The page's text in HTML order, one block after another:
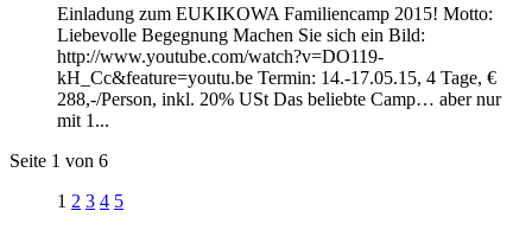
Einladung zum EUKIKOWA Familiencamp 2015! Motto:
Liebevolle Begegnung Machen Sie sich ein Bild:
http://www.youtube.com/watch?v=DO119-
kH_Cc&feature=youtu.be Termin: 14.-17.05.15, 4 Tage, €
288,-/Person, inkl. 20% USt Das beliebte Camp… aber nur
mit 1...
Seite 1 von 6
1 2 3 4 5